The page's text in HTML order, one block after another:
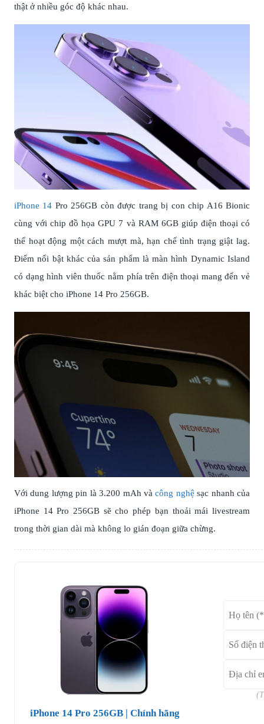
thật ở nhiều góc độ khác nhau.
iPhone 14 Pro 256GB còn được trang bị con chip A16 Bionic
cùng với chip đồ họa GPU 7 và RAM 6GB giúp điện thoại có
thể hoạt động một cách mượt mà, hạn chế tình trạng giật lag.
Điểm nổi bật khác của sản phẩm là màn hình Dynamic Island
có dạng hình viên thuốc nằm phía trên điện thoại mang đến vẻ
khác biệt cho iPhone 14 Pro 256GB.
Với dung lượng pin là 3.200 mAh vàcông nghệ sạc nhanh của
iPhone 14 Pro 256GB sẽ cho phép bạn thoải mái livestream
trong thời gian dài mà không lo gián đoạn giữa chừng.
iPhone 14 Pro 256GB | Chính hãng